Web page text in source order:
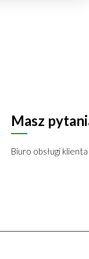
Masz
Biuro obsługi